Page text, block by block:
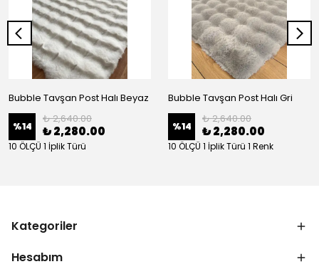
Bubble Tavşan Post Halı Beyaz
%14
₺ 2,640.00
₺ 2,280.00
10 ÖLÇÜ 1 İplik Türü
Bubble Tavşan Post Halı Gri
%14
₺ 2,640.00
₺ 2,280.00
10 ÖLÇÜ 1 İplik Türü 1 Renk
Kategoriler
Hesabım